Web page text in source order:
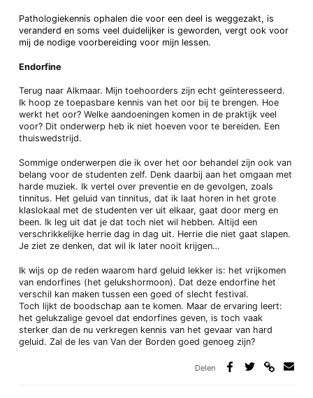
Pathologiekennis ophalen die voor een deel is weggezakt, is
veranderd en soms veel duidelijker is geworden, vergt ook voor
mij de nodige voorbereiding voor mijn lessen.
Endorfine
Terug naar Alkmaar. Mijn toehoorders zijn echt geïnteresseerd.
Ik hoop ze toepasbare kennis van het oor bij te brengen. Hoe
werkt het oor? Welke aandoeningen komen in de praktijk veel
voor? Dit onderwerp heb ik niet hoeven voor te bereiden. Een
thuiswedstrijd.
Sommige onderwerpen die ik over het oor behandel zijn ook van
belang voor de studenten zelf. Denk daarbij aan het omgaan met
harde muziek. Ik vertel over preventie en de gevolgen, zoals
tinnitus. Het geluid van tinnitus, dat ik laat horen in het grote
klaslokaal met de studenten ver uit elkaar, gaat door merg en
been. Ik leg uit dat je dat toch niet wil hebben. Altijd een
verschrikkelijke herrie dag in dag uit. Herrie die niet gaat slapen.
Je ziet ze denken, dat wil ik later nooit krijgen…
Ik wijs op de reden waarom hard geluid lekker is: het vrijkomen
van endorfines (het gelukshormoon). Dat deze endorfine het
verschil kan maken tussen een goed of slecht festival.
Toch lijkt de boodschap aan te komen. Maar de ervaring leert:
het gelukzalige gevoel dat endorfines geven, is toch vaak
sterker dan de nu verkregen kennis van het gevaar van hard
geluid. Zal de les van Van der Borden goed genoeg zijn?
Delen